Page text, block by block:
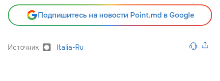
Подпишитесь на новости Point.md в Google
Источник Italia-Ru